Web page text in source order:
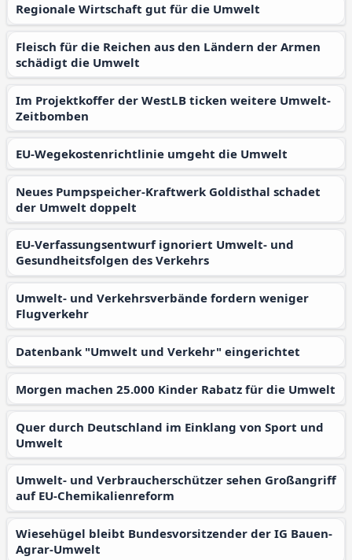
Regionale Wirtschaft gut für die Umwelt
Fleisch für die Reichen aus den Ländern der Armen
schädigt die Umwelt
Im Projektkoffer der WestLB ticken weitere Umwelt-
Zeitbomben
EU-Wegekostenrichtlinie umgeht die Umwelt
Neues Pumpspeicher-Kraftwerk Goldisthal schadet
der Umwelt doppelt
EU-Verfassungsentwurf ignoriert Umwelt- und
Gesundheitsfolgen des Verkehrs
Umwelt- und Verkehrsverbände fordern weniger
Flugverkehr
Datenbank "Umwelt und Verkehr" eingerichtet
Morgen machen 25.000 Kinder Rabatz für die Umwelt
Quer durch Deutschland im Einklang von Sport und
Umwelt
Umwelt- und Verbraucherschützer sehen Großangriff
auf EU-Chemikalienreform
Wiesehügel bleibt Bundesvorsitzender der IG Bauen-
Agrar-Umwelt